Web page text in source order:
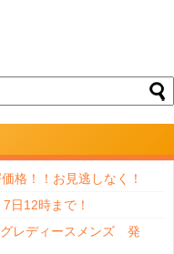
！！お見逃しなく！
日12時まで！
レディースメンズ 発